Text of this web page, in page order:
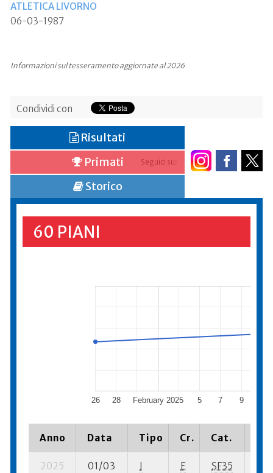
ATLETICA LIVORNO
06-03-1987
Informazioni sul tesseramento aggiornate al 2026
Condividi con
Seguici su:
Risultati
Primati
Storico
60 PIANI
February 2025
26 28 5 7 9
Anno Data Tipo Cr. Cat.
2025 01/03 I E SF35